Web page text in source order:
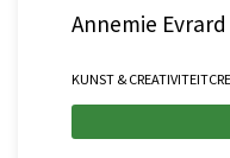
Annemie Evrard
KUNST & CREATIVITEIT